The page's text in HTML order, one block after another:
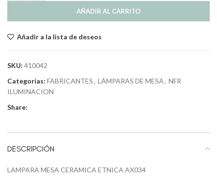
AÑADIR AL CARRITO
Añadir a la lista de deseos
SKU: 410042
Categorías: FABRICANTES, LÁMPARAS DE MESA, NFR
ILUMINACION
Share:
DESCRIPCIÓN
LAMPARA MESA CERAMICA ETNICA AX034